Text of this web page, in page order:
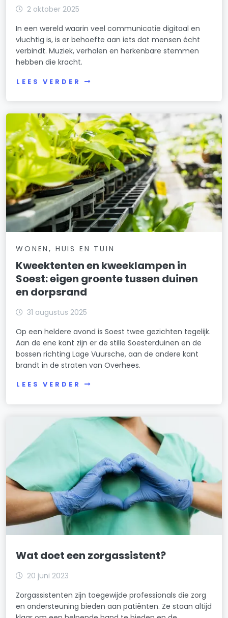
2 oktober 2025
In een wereld waarin veel communicatie digitaal en
vluchtig is, is er behoefte aan iets dat mensen écht
verbindt. Muziek, verhalen en herkenbare stemmen
hebben die kracht.
LEES VERDER
WONEN, HUIS EN TUIN
Kweektenten en kweeklampen in
Soest: eigen groente tussen duinen
en dorpsrand
31 augustus 2025
Op een heldere avond is Soest twee gezichten tegelijk.
Aan de ene kant zijn er de stille Soesterduinen en de
bossen richting Lage Vuursche, aan de andere kant
brandt in de straten van Overhees.
LEES VERDER
Wat doet een zorgassistent?
20 juni 2023
Zorgassistenten zijn toegewijde professionals die zorg
en ondersteuning bieden aan patiënten. Ze staan altijd